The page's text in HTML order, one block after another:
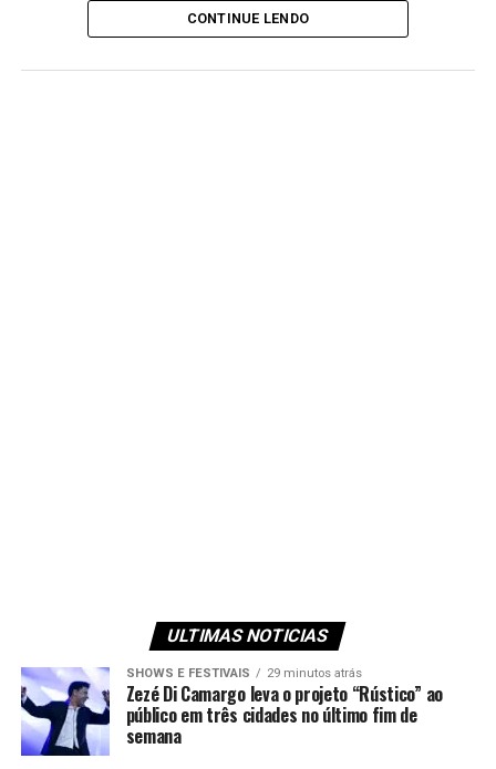
CONTINUE LENDO
ULTIMAS NOTICIAS
SHOWS E FESTIVAIS 29 minutos atrás
Zezé Di Camargo leva o projeto “Rústico” ao
público em três cidades no último fim de
semana